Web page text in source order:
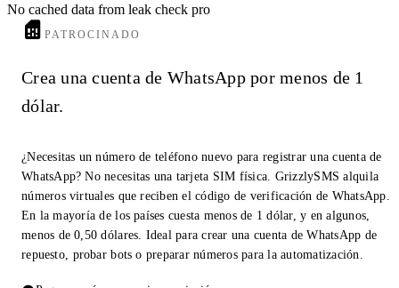
No cached data from leak check pro
PATROCINADO
Crea una cuenta de WhatsApp por menos de 1
dólar.
¿Necesitas un número de teléfono nuevo para registrar una cuenta de
WhatsApp? No necesitas una tarjeta SIM física. GrizzlySMS alquila
números virtuales que reciben el código de verificación de WhatsApp.
En la mayoría de los países cuesta menos de 1 dólar, y en algunos,
menos de 0,50 dólares. Ideal para crear una cuenta de WhatsApp de
repuesto, probar bots o preparar números para la automatización.